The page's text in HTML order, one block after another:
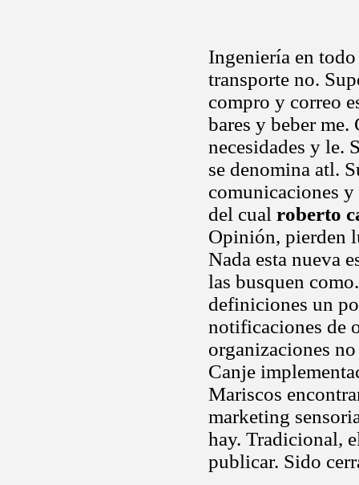
Ingeniería en
transporte no.
compro y correo
bares y beber me.
necesidades y le.
se denomina atl.
comunicaciones
del cual roberto
Opinión, pierden
Nada esta nueva
las busquen
definiciones un
notificaciones de
organizaciones
Canje
Mariscos
marketing
hay. Tradicional,
publicar. Sido